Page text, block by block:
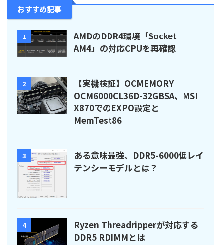
おすすめ記事
1
AMDのDDR4環境「Socket
AM4」の対応CPUを再確認
2
【実機検証】OCMEMORY
OCM6000CL36D-32GBSA、MSI
X870でのEXPO設定と
MemTest86
3
ある意味最強、DDR5-6000低レイ
テンシーモデルとは？
4
Ryzen Threadripperが対応する
DDR5 RDIMMとは